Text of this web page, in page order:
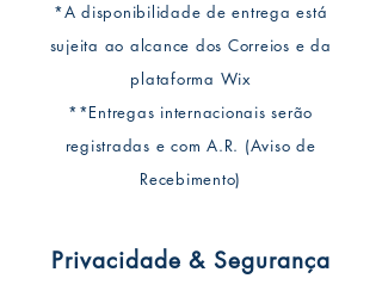
*A disponibilidade de entrega está
sujeita ao alcance dos Correios e da
plataforma Wix
**Entregas internacionais serão
registradas e com A.R. (Aviso de
Recebimento)
Privacidade & Segurança